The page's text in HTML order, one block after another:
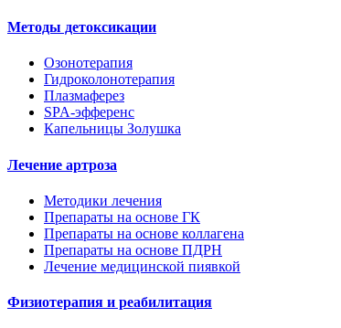
Методы детоксикации
Озонотерапия
Гидроколонотерапия
Плазмаферез
SPA-эфференс
Капельницы Золушка
Лечение артроза
Методики лечения
Препараты на основе ГК
Препараты на основе коллагена
Препараты на основе ПДРН
Лечение медицинской пиявкой
Физиотерапия и реабилитация